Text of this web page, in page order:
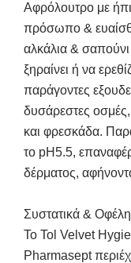
Αφρόλουτρο με
πρόσωπο &
αλκάλια & σαπούνι
ξηραίνει ή να
παράγοντες
δυσάρεστες
και φρεσκάδα.
το pH5.5,
δέρματος,
Συστατικά & Οφέλη
Το Tol Velvet
Pharmasept